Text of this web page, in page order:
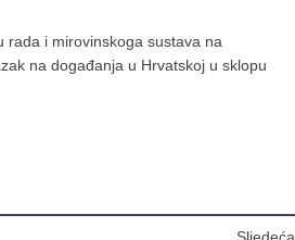
rada i mirovinskoga sustava na
na događanja u Hrvatskoj u sklopu